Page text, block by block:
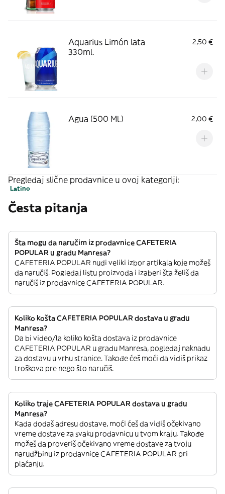
Aquarius Limón lata
330ml.
2,50 €
Agua (500 Ml.) 2,00 €
Pregledaj slične prodavnice u ovoj kategoriji:
Latino
Česta pitanja
Šta mogu da naručim iz prodavnice CAFETERIA
POPULAR u gradu Manresa?
CAFETERIA POPULAR nudi veliki izbor artikala koje možeš
da naručiš. Pogledaj listu proizvoda i izaberi šta želiš da
naručiš iz prodavnice CAFETERIA POPULAR.
Koliko košta CAFETERIA POPULAR dostava u gradu
Manresa?
Da bi video/la koliko košta dostava iz prodavnice
CAFETERIA POPULAR u gradu Manresa, pogledaj naknadu
za dostavu u vrhu stranice. Takođe ćeš moći da vidiš prikaz
troškova pre nego što naručiš.
Koliko traje CAFETERIA POPULAR dostava u gradu
Manresa?
Kada dodaš adresu dostave, moći ćeš da vidiš očekivano
vreme dostave za svaku prodavnicu u tvom kraju. Takođe
možeš da proveriš očekivano vreme dostave za tvoju
narudžbinu iz prodavnice CAFETERIA POPULAR pri
plaćanju.